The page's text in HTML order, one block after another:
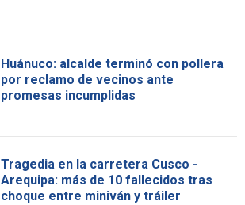
Huánuco: alcalde terminó con pollera
por reclamo de vecinos ante
promesas incumplidas
Tragedia en la carretera Cusco -
Arequipa: más de 10 fallecidos tras
choque entre miniván y tráiler